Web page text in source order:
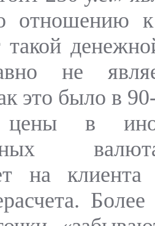
отношению
такой
не
это было в
цены в
на клиента